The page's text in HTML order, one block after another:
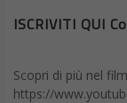
ISCRIVITI QUI
Scopri di più nel
https://